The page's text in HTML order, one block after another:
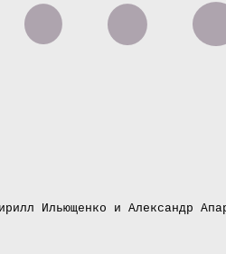
Ильющенко и Александр